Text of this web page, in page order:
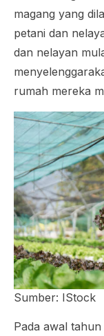
magang yang
petani dan
dan nelayan
rumah mereka
Sumber: IStock
Pada awal